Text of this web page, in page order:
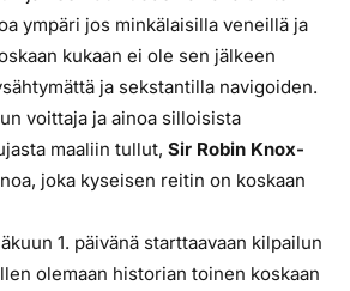
ympäri jos minkälaisilla veneillä ja
kukaan ei ole sen jälkeen
ja sekstantilla navigoiden.
voittaja ja ainoa silloisista
maaliin tullut, Sir Robin Knox-
joka kyseisen reitin on koskaan
1. päivänä starttaavaan kilpailun
olemaan historian toinen koskaan